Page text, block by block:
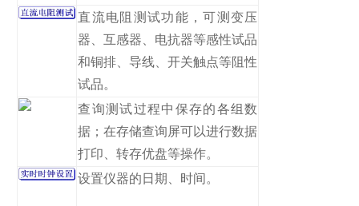
直流电阻测试功能，可测变压
器、互感器、电抗器等感性试品
和铜排、导线、开关触点等阻性
试品。
查询测试过程中保存的各组数
据；在存储查询屏可以进行数据
打印、转存优盘等操作。
设置仪器的日期、时间。